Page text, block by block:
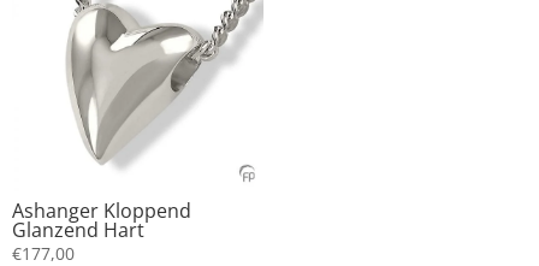
Ashanger Kloppend
Glanzend Hart
€177,00